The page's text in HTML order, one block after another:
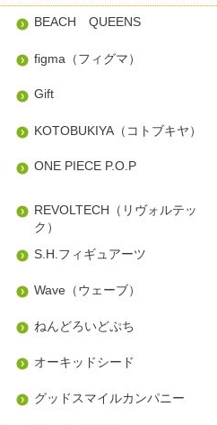
BEACH QUEENS
figma（フィグマ）
Gift
KOTOBUKIYA（コトブキヤ）
ONE PIECE P.O.P
REVOLTECH（リヴォルテッ
ク）
S.H.フィギュアーツ
Wave（ウェーブ）
ねんどろいどぷち
オーキッドシード
グッドスマイルカンパニー